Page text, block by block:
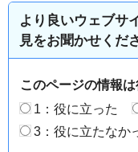
より良いウェブサ
見をお聞かせくだ
このページの情報
1：役に立った
3：役に立たなか